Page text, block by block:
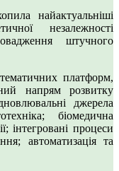
найактуальніші
незалежності
штучного
платформ,
напрям розвитку
джерела
біомедична
інтегровані процеси
автоматизація та